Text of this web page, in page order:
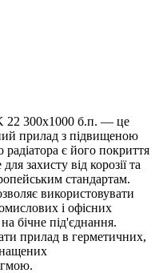
22 300х1000 б.п. — це
прилад з підвищеною
є його покриття
захисту від корозії та
стандартам.
використовувати
і офісних
бічне під'єднання.
прилад в герметичних,